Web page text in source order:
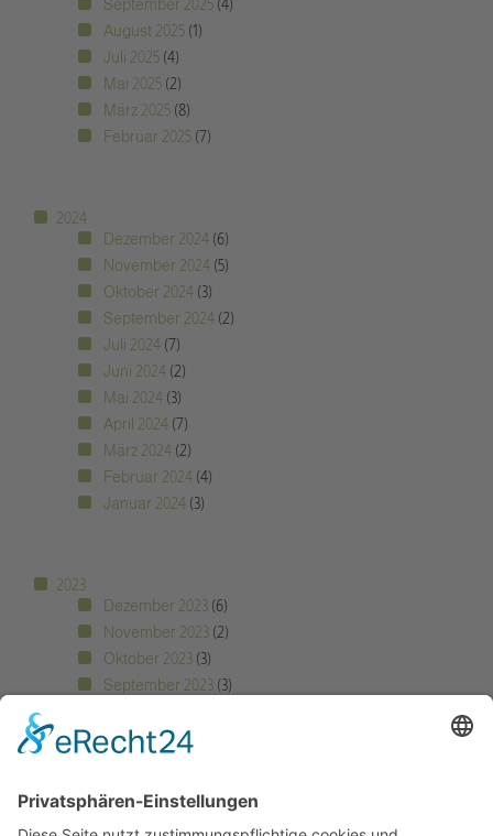
September 2025 (4)
August 2025 (1)
Juli 2025 (4)
Mai 2025 (2)
März 2025 (8)
Februar 2025 (7)
2024
Dezember 2024 (6)
November 2024 (5)
Oktober 2024 (3)
September 2024 (2)
Juli 2024 (7)
Juni 2024 (2)
Mai 2024 (3)
April 2024 (7)
März 2024 (2)
Februar 2024 (4)
Januar 2024 (3)
2023
Dezember 2023 (6)
November 2023 (2)
Oktober 2023 (3)
September 2023 (3)
Juli 2023(10)
Mai 2023